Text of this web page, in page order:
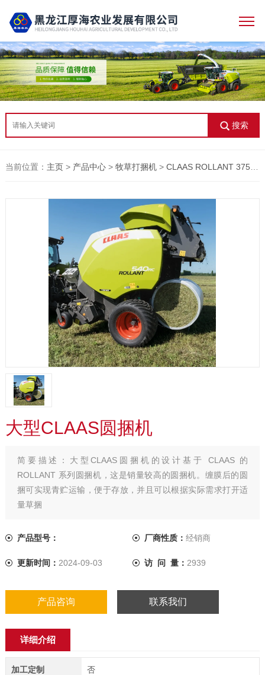
搜索
当前位置： 主页> 产品中心> 牧草打捆机> CLAAS ROLLANT 375 RC 圆捆
大型CLAAS圆捆机
简要描述： 大型CLAAS圆捆机的设计基于 CLAAS 的
ROLLANT 系列圆捆机，这是销量较高的圆捆机。缠膜后的圆
捆可实现青贮运输，便于存放，并且可以根据实际需求打开适
量草捆
产品型号： 厂商性质： 经销商
更新时间： 2024-09-03 访 问 量： 2939
产品咨询 联系我们
详细介绍
加工定制 否